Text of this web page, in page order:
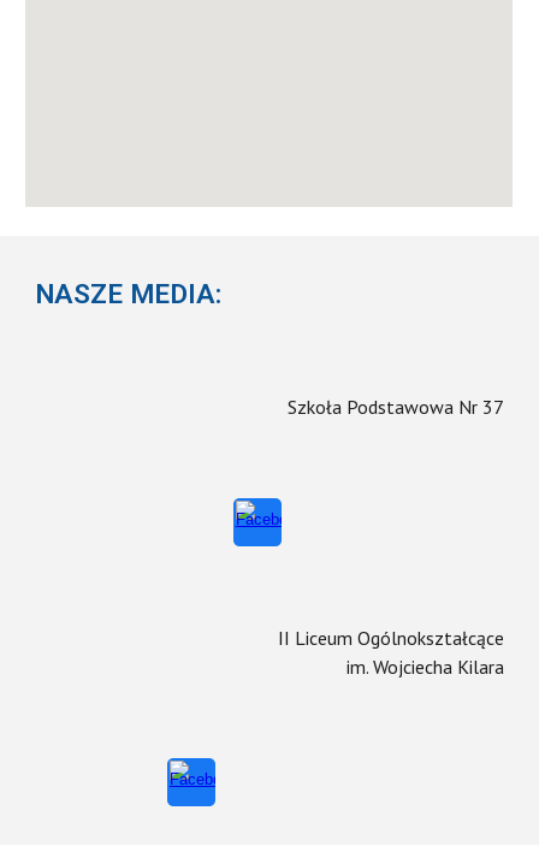
NASZE MEDIA:
Szkoła Podstawowa Nr 37
II Liceum Ogólnokształcące
im. Wojciecha Kilara